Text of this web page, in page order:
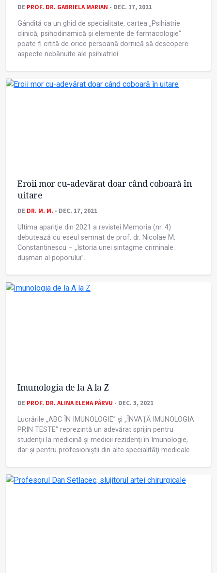
DE PROF. DR. GABRIELA MARIAN - DEC. 17, 2021
Gândită ca un ghid de specialitate, cartea „Psihiatrie
clinică, psihodinamică și elemente de farmacologie”
poate fi citită de orice persoană dornică să descopere
aspecte nebănuite ale psihiatriei.
Eroii mor cu-adevărat doar când coboară în
uitare
DE DR. M. M. - DEC. 17, 2021
Ultima apariţie din 2021 a revistei Memoria (nr. 4)
debutează cu eseul semnat de prof. dr. Nicolae M.
Constantinescu – „Istoria unei sintagme criminale:
dușman al poporului”.
Imunologia de la A la Z
DE PROF. DR. ALINA ELENA PÂRVU - DEC. 3, 2021
Lucrările „ABC ÎN IMUNOLOGIE” și „ÎNVAŢĂ IMUNOLOGIA
PRIN TESTE” reprezintă un adevărat sprijin pentru
studenţii la medicină și medicii rezidenţi în Imunologie,
dar și pentru profesioniștii din alte specialităţi medicale.